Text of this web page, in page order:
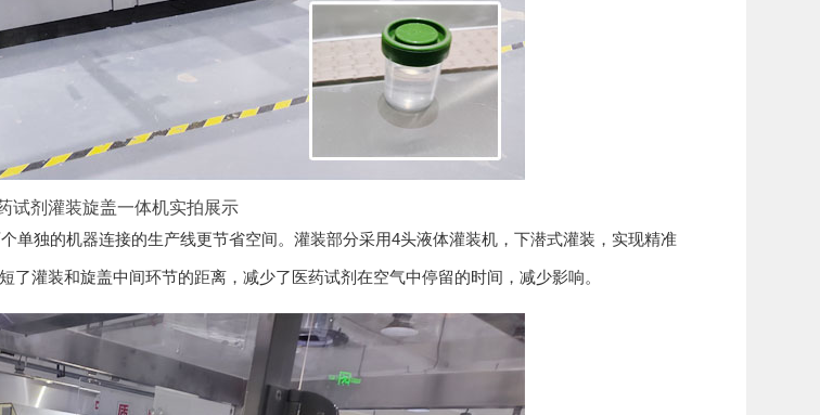
试剂灌装旋盖一体机实拍展示
独的机器连接的生产线更节省空间。灌装部分采用4头液体灌装机，下潜式灌装，实现精准
灌装和旋盖中间环节的距离，减少了医药试剂在空气中停留的时间，减少影响。